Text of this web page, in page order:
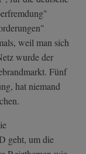
weil man sich
wurde der
Fünf
hat niemand
geht, um die